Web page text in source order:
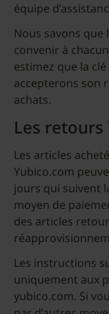
équipe
Nous savons que
convenir à
estimez que la
accepterons son
achats.
Les retours
Les articles
Yubico.com
jours qui suivent
moyen de
des articles
Les instructions
uniquement aux
yubico.com. Si